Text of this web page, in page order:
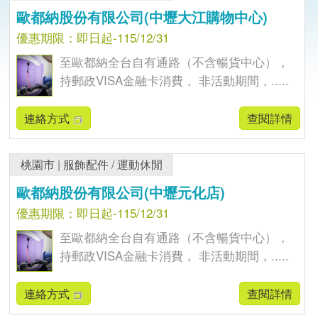
歐都納股份有限公司(中壢大江購物中心)
優惠期限：即日起-115/12/31
至歐都納全台自有通路（不含暢貨中心），
持郵政VISA金融卡消費， 非活動期間，.....
連絡方式 查閱詳情
桃園市 | 服飾配件/運動休閒
歐都納股份有限公司(中壢元化店)
優惠期限：即日起-115/12/31
至歐都納全台自有通路（不含暢貨中心），
持郵政VISA金融卡消費， 非活動期間，.....
連絡方式 查閱詳情